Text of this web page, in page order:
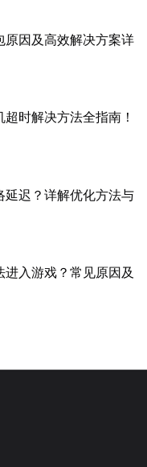
因及高效解决方案详
时解决方法全指南！
迟？详解优化方法与
入游戏？常见原因及